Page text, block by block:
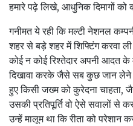
हमारे पढ़े लिखे, आधुनिक दिमागों
गनीमत ये रही कि मल्टी नेशनल
शहर से बड़े शहर में शिफ्टिंग करवा
कोई न कोई रिश्तेदार अपनी आदत के
दिखावा करके जैसे सब कुछ जान लेने
हुए किसी जख्म को कुरेदना
उसकी प्रतिपूर्ति वो ऐसे सवालों से
उन्हें मालूम था कि रीता को परेशान